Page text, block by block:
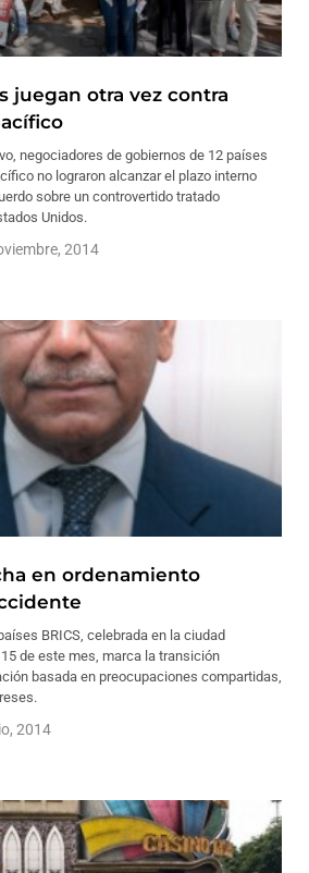
juegan otra vez contra
negociadores de gobiernos de 12 países
no lograron alcanzar el plazo interno
sobre un controvertido tratado
Unidos.
2014
en ordenamiento
BRICS, celebrada en la ciudad
de este mes, marca la transición
basada en preocupaciones compartidas,
2014